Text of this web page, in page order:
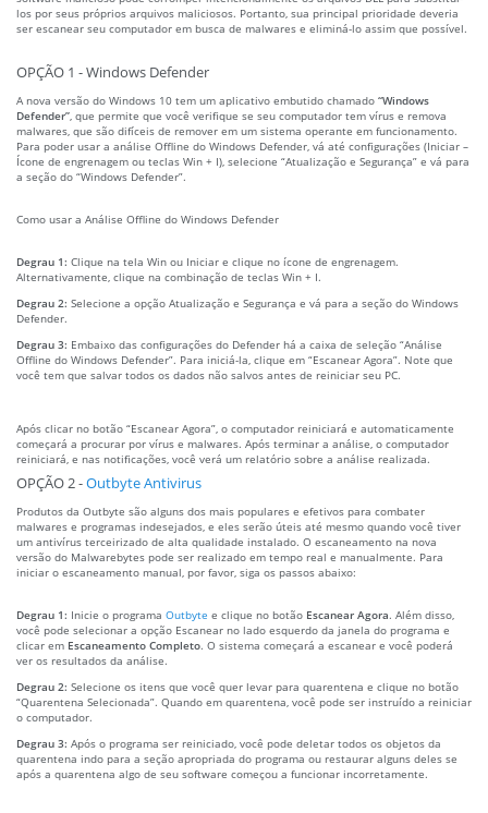
los por seus próprios arquivos maliciosos. Portanto, sua principal prioridade deveria
ser escanear seu computador em busca de malwares e eliminá-lo assim que possível.
OPÇÃO 1 - Windows Defender
A nova versão do Windows 10 tem um aplicativo embutido chamado “Windows
Defender” , que permite que você verifique se seu computador tem vírus e remova
malwares, que são difíceis de remover em um sistema operante em funcionamento.
Para poder usar a análise Offline do Windows Defender, vá até configurações (Iniciar –
Ícone de engrenagem ou teclas Win + I), selecione “Atualização e Segurança” e vá para
a seção do “Windows Defender”.
Como usar a Análise Offline do Windows Defender
Degrau 1: Clique na tela Win ou Iniciar e clique no ícone de engrenagem.
Alternativamente, clique na combinação de teclas Win + I.
Degrau 2: Selecione a opção Atualização e Segurança e vá para a seção do Windows
Defender.
Degrau 3: Embaixo das configurações do Defender há a caixa de seleção “Análise
Offline do Windows Defender”. Para iniciá-la, clique em “Escanear Agora”. Note que
você tem que salvar todos os dados não salvos antes de reiniciar seu PC.
Após clicar no botão “Escanear Agora”, o computador reiniciará e automaticamente
começará a procurar por vírus e malwares. Após terminar a análise, o computador
reiniciará, e nas notificações, você verá um relatório sobre a análise realizada.
OPÇÃO 2 -Outbyte Antivirus
Produtos da Outbyte são alguns dos mais populares e efetivos para combater
malwares e programas indesejados, e eles serão úteis até mesmo quando você tiver
um antivírus terceirizado de alta qualidade instalado. O escaneamento na nova
versão do Malwarebytes pode ser realizado em tempo real e manualmente. Para
iniciar o escaneamento manual, por favor, siga os passos abaixo:
Degrau 1: Inicie o programa Outbyte e clique no botão Escanear Agora. Além disso,
você pode selecionar a opção Escanear no lado esquerdo da janela do programa e
clicar em Escaneamento Completo. O sistema começará a escanear e você poderá
ver os resultados da análise.
Degrau 2: Selecione os itens que você quer levar para quarentena e clique no botão
“Quarentena Selecionada”. Quando em quarentena, você pode ser instruído a reiniciar
o computador.
Degrau 3: Após o programa ser reiniciado, você pode deletar todos os objetos da
quarentena indo para a seção apropriada do programa ou restaurar alguns deles se
após a quarentena algo de seu software começou a funcionar incorretamente.